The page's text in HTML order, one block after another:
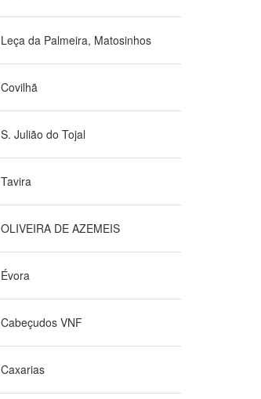
Leça da Palmeira, Matosinhos
Covilhã
S. Julião do Tojal
Tavira
OLIVEIRA DE AZEMEIS
Évora
Cabeçudos VNF
Caxarias